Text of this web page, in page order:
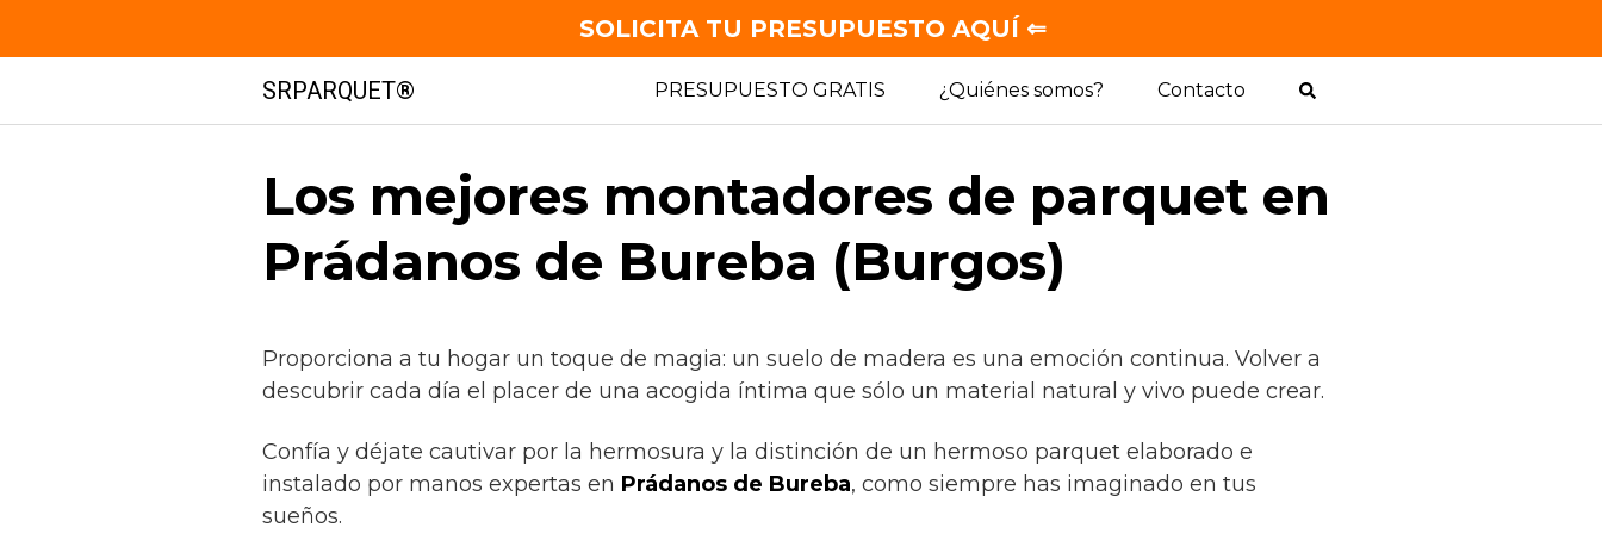
contenido
SRPARQUET® PRESUPUESTO GRATIS ¿Quiénes somos? Contacto
Los mejores montadores de parquet en
Prádanos de Bureba (Burgos)
Proporciona a tu hogar un toque de magia: un suelo de madera es una emoción continua. Volver a
descubrir cada día el placer de una acogida íntima que sólo un material natural y vivo puede crear.
Confía y déjate cautivar por la hermosura y la distinción de un hermoso parquet elaborado e
instalado por manos expertas en Prádanos de Bureba, como siempre has imaginado en tus
sueños.
SOLICITA TU PRESUPUESTO AQUÍ ⇐